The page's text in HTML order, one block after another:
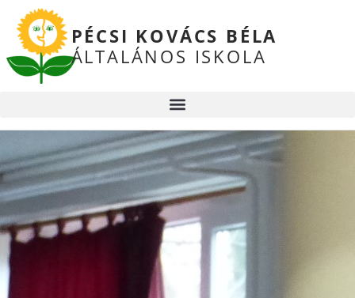
PÉCSI KOVÁCS BÉLA
ÁLTALÁNOS ISKOLA